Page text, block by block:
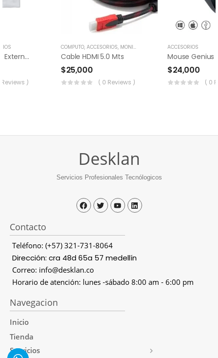
Tarjeta Sonido Externa 7.1
)
COMPUTO, ACCESORIOS, MONITORES
Cable HDMI 5.0 Mts
$25,000
( 0 Reviews )
ACCESORIOS
$24,000
( 0
Desklan
Servicios Profesionales Tecnólogicos
Contacto
Teléfono: (+57) 321-731-8064
Dirección: cra 48d 65a 57 medellín
Correo: info@desklan.co
Horario de atención: lunes -sábado 8:00 am - 6:00 pm
Navegacion
Inicio
Tienda
Servicios